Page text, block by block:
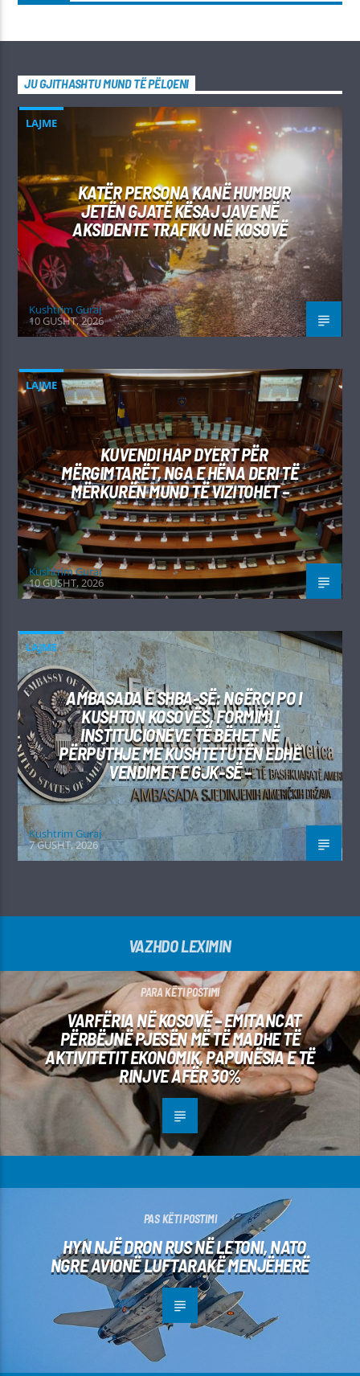
JU GJITHASHTU MUND TË PËLQENI
LAJME
KATËR PERSONA KANË HUMBUR
JETËN GJATË KËSAJ JAVE NË
AKSIDENTE TRAFIKU NË KOSOVË
Kushtrim Guraj
10 GUSHT, 2026
LAJME
KUVENDI HAP DYERT PËR
MËRGIMTARËT, NGA E HËNA DERI TË
MËRKURËN MUND TË VIZITOHET –
Kushtrim Guraj
10 GUSHT, 2026
LAJME
AMBASADA E SHBA-SË: NGËRÇI PO I
KUSHTON KOSOVËS, FORMIMI I
INSTITUCIONEVE TË BËHET NË
PËRPUTHJE ME KUSHTETUTËN EDHE
VENDIMET E GJK-SË –
Kushtrim Guraj
7 GUSHT, 2026
VAZHDO LEXIMIN
PARA KËTI POSTIMI
VARFËRIA NË KOSOVË – EMITANCAT
PËRBËJNË PJESËN MË TË MADHE TË
AKTIVITETIT EKONOMIK, PAPUNËSIA E TË
RINJVE AFËR 30%
PAS KËTI POSTIMI
HYN NJË DRON RUS NË LETONI, NATO
NGRE AVIONË LUFTARAKË MENJËHERË